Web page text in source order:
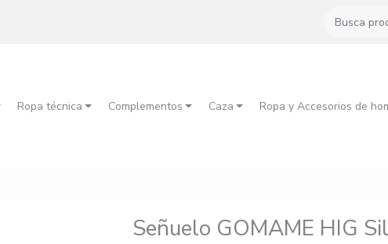
Ropa técnica Complementos Caza Ropa y Accesorios de
Señuelo GOMAME HIG